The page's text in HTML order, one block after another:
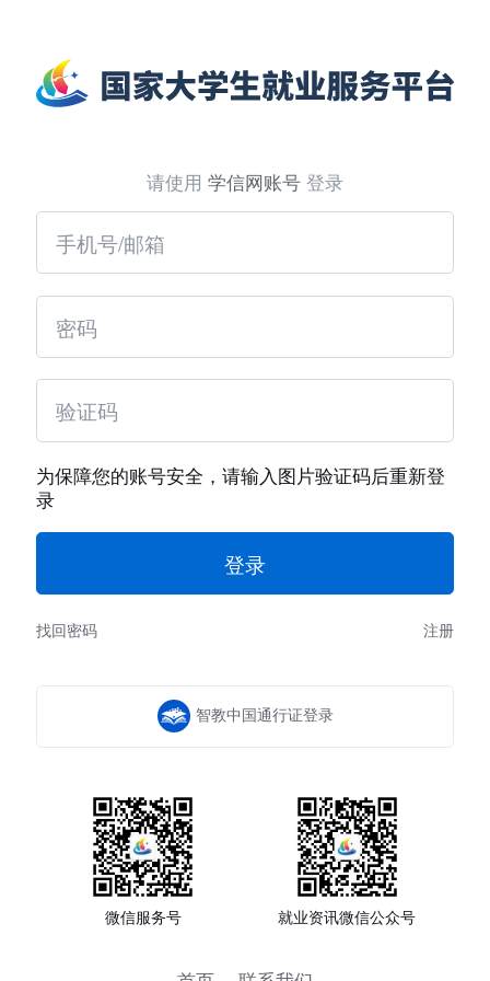
请使用 学信网账号 登录
为保障您的账号安全，请输入图片验证码后重新登
录
找回密码 注册
智教中国通行证登录
微信服务号 就业资讯微信公众号